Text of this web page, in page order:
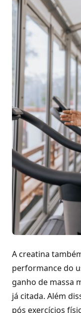
A creatina
performance do
ganho de massa
já citada. Além
pós exercícios